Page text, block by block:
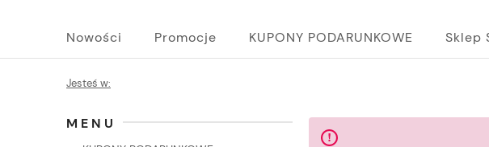
Nowości Promocje KUPONY PODARUNKOWE Sklep
Jesteś w:
MENU